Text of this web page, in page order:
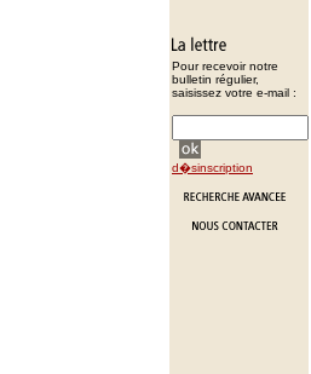
Pour recevoir notre
bulletin régulier,
saisissez votre e-mail :
d�sinscription